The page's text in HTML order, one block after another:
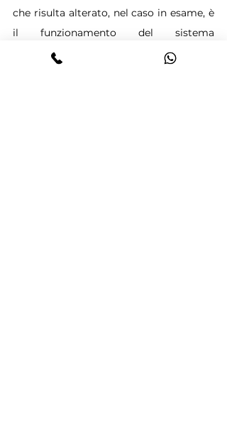
che risulta alterato, nel caso in esame, è
il funzionamento del sistema
informatico nel suo complesso, in